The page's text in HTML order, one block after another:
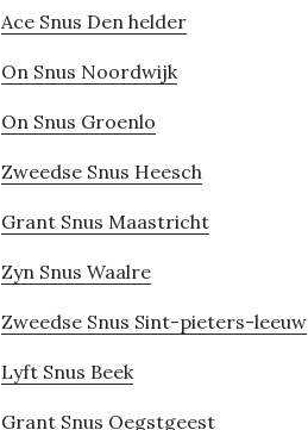
Ace Snus Den helder
On Snus Noordwijk
On Snus Groenlo
Zweedse Snus Heesch
Grant Snus Maastricht
Zyn Snus Waalre
Zweedse Snus Sint-pieters-leeuw
Lyft Snus Beek
Grant Snus Oegstgeest